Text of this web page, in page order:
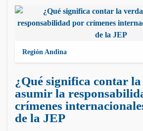
Región Andina
¿Qué significa contar
asumir la
crímenes
de la JEP